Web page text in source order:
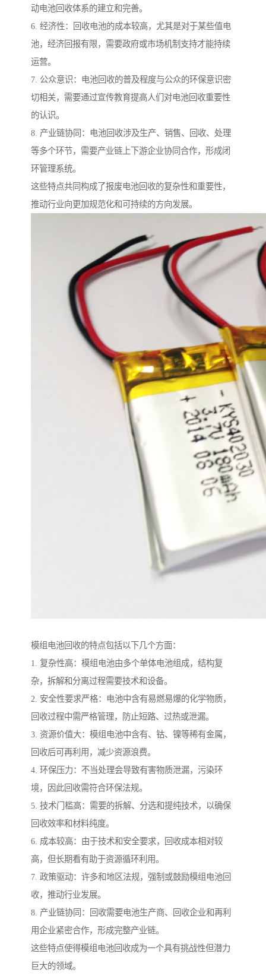
动电池回收体系的建立和完善。
6. 经济性：回收电池的成本较高，尤其是对于某些值电
池，经济回报有限，需要政府或市场机制支持才能持续
运营。
7. 公众意识：电池回收的普及程度与公众的环保意识密
切相关，需要通过宣传教育提高人们对电池回收重要性
的认识。
8. 产业链协同：电池回收涉及生产、销售、回收、处理
等多个环节，需要产业链上下游企业协同合作，形成闭
环管理系统。
这些特点共同构成了报废电池回收的复杂性和重要性，
推动行业向更加规范化和可持续的方向发展。
模组电池回收的特点包括以下几个方面：
1. 复杂性高：模组电池由多个单体电池组成，结构复
杂，拆解和分离过程需要技术和设备。
2. 安全性要求严格：电池中含有易燃易爆的化学物质，
回收过程中需严格管理，防止短路、过热或泄漏。
3. 资源价值大：模组电池中含有、钴、镍等稀有金属，
回收后可再利用，减少资源浪费。
4. 环保压力：不当处理会导致有害物质泄漏，污染环
境，因此回收需符合环保法规。
5. 技术门槛高：需要的拆解、分选和提纯技术，以确保
回收效率和材料纯度。
6. 成本较高：由于技术和安全要求，回收成本相对较
高，但长期看有助于资源循环利用。
7. 政策驱动：许多和地区法规，强制或鼓励模组电池回
收，推动行业发展。
8. 产业链协同：回收需要电池生产商、回收企业和再利
用企业紧密合作，形成完整产业链。
这些特点使得模组电池回收成为一个具有挑战性但潜力
巨大的领域。